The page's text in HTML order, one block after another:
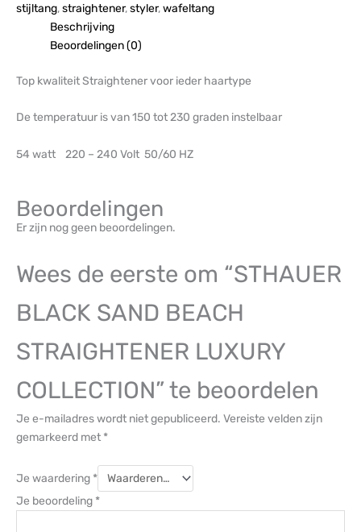
stijltang,straightener,styler,wafeltang
Beschrijving
Beoordelingen (0)
Top kwaliteit Straightener voor ieder haartype
De temperatuur is van 150 tot 230 graden instelbaar
54 watt 220 – 240 Volt 50/60 HZ
Beoordelingen
Er zijn nog geen beoordelingen.
Wees de eerste om “STHAUER
BLACK SAND BEACH
STRAIGHTENER LUXURY
COLLECTION” te beoordelen
Je e-mailadres wordt niet gepubliceerd. Vereiste velden zijn
gemarkeerd met *
Je waardering *
Je beoordeling *